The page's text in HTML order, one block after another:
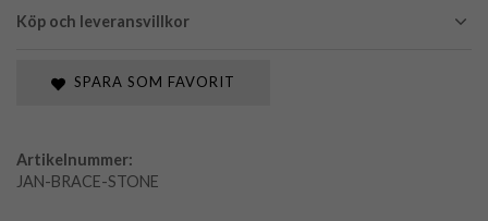
Köp och leveransvillkor
SPARA SOM FAVORIT
Artikelnummer:
JAN-BRACE-STONE